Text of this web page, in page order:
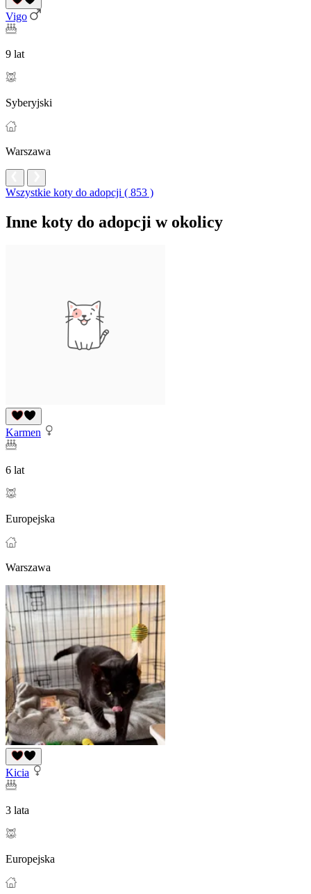
Vigo
9 lat
Syberyjski
Warszawa
Wszystkie koty do adopcji ( 853 )
Inne koty do adopcji w okolicy
Karmen
6 lat
Europejska
Warszawa
Kicia
3 lata
Europejska